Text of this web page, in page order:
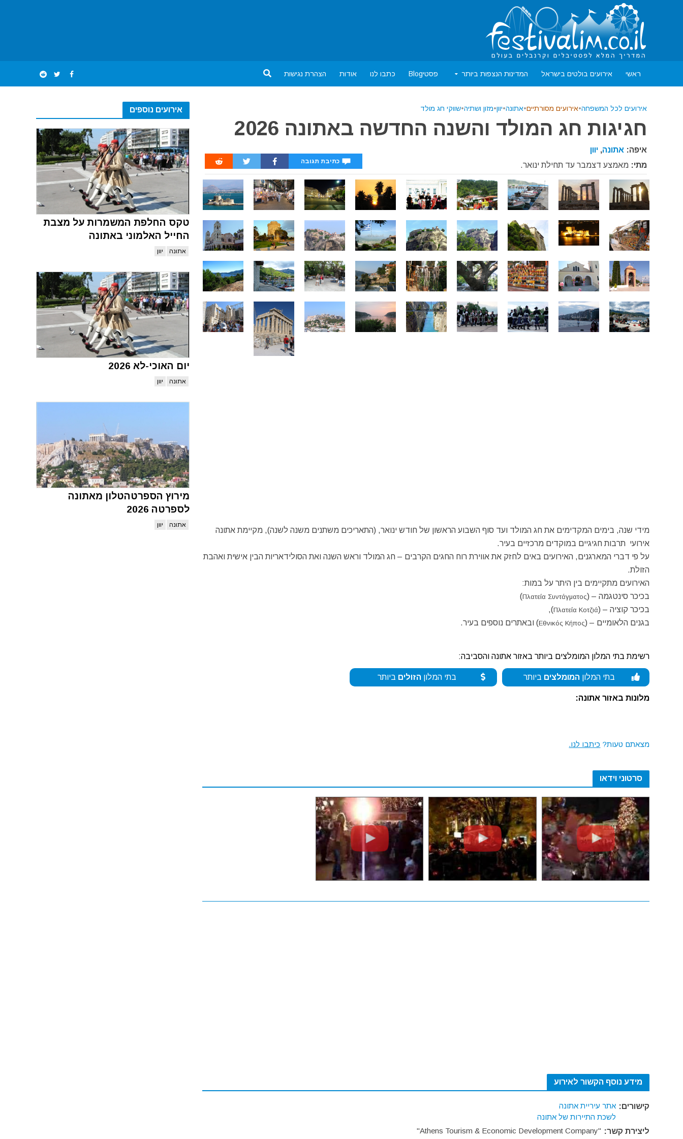
ראשי אירועים בולטים בישראל המדינות הנצפות ביותר פסטיBlog כתבו לנו אודות הצהרת נגישות
אירועים נוספים
טקס החלפת המשמרות על מצבת
החייל האלמוני באתונה
אתונה יוון
יום האוכי-לא 2026
אתונה יוון
מירוץ הספרטהטלון מאתונה
לספרטה 2026
אתונה יוון
אירועים לכל המשפחה•אירועים מסורתיים•אתונה•יוון•מזון ושתיה•שווקי חג מולד
חגיגות חג המולד והשנה החדשה באתונה 2026
איפה: אתונה, יוון
מתי: מאמצע דצמבר עד תחילת ינואר. כתיבת תגובה
מידי שנה, בימים המקדימים את חג המולד ועד סוף השבוע הראשון של חודש ינואר, (התאריכים משתנים משנה לשנה), מקיימת אתונה
אירועי תרבות חגיגיים במוקדים מרכזיים בעיר.
על פי דברי המארגנים, האירועים באים לחזק את אווירת רוח החגים הקרבים – חג המולד וראש השנה ואת הסולידאריות הבין אישית ואהבת
הזולת.
האירועים מתקיימים בין היתר על במות:
בכיכר סינטגמה – (Πλατεία Συντάγματος
)
בכיכר קוציה – (Πλατεία Κοτζιά
),
בגנים הלאומיים – (Εθνικός Κήπος) ובאתרים נוספים בעיר.
רשימת בתי המלון המומלצים ביותר באזור אתונה והסביבה:
בתי המלון המומלצים ביותר בתי המלוןהזולים ביותר
מלונות באזור אתונה:
מצאתם טעות? כיתבו לנו.
סרטוני וידאו
מידע נוסף הקשור לאירוע
קישורים: אתר עיריית אתונה
לשכת התיירות של אתונה
ליצירת קשר: ''Athens Tourism & Economic Development Company''